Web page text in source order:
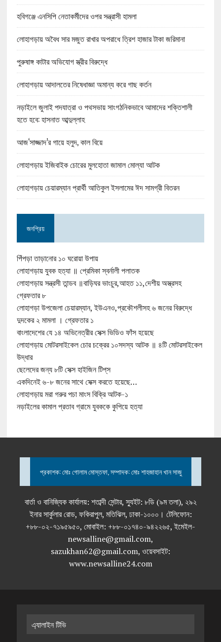
হবিগঞ্জে এনসিপি নেতাকর্মীদের ওপর সন্ত্রাসী হামলা
লোহাগড়ায় অবৈধ সার মজুত রাখার অপরাধে ত্রিশ হাজার টাকা জরিমানা
পুরুষাঙ্গ কাটার অভিযোগ স্ত্রীর বিরুদ্ধে
লোহাগড়ায় আদালতের নিষেধাজ্ঞা অমান্য করে গাছ কর্তন
নড়াইলে জুলাই পদযাত্রা ও পথসভায় সাংগঠনিকভাবে আমাদের শক্তিশালী
হতে হবে: হাসনাত আব্দুল্লাহ
আজ‘সাজ্জাদ’র গায়ে হলুদ, কাল বিয়ে
লোহাগড়ায় ইজিবাইক চোরের মুলহোতা জামাল মোল্যা আটক
লোহাগড়ায় চেয়ারম্যান প্রার্থী আতিকুল ইসলামের ঈদ সামগ্রী বিতরন
জনপ্রিয়
পিঁপড়া তাড়ানোর ১০ ঘরোয়া উপায়
লোহাগড়ায় যুবক হত্যা ॥ প্রেমিকা স্বর্নালী পলাতক
লোহাগড়ায় সন্ত্রসী তান্ডব ॥বাড়িঘর ভাংচুর,আহত ১১,দেশীয় অস্ত্রসহ
গ্রেফতার ৮
লোহাগড়া উপজেলা চেয়ারম্যান, ইউএনও,প্রকৌশলীসহ ৬ জনের বিরুদ্ধে
দুদকের ২ মামলা । গ্রেফতার ১
বাংলাদেশের যে ১৪ অভিনেত্রীর সেক্স ভিডিও ফাঁস হয়েছে
লোহাগড়ায় মোটরসাইকেল চোর চক্রের ১০সদস্য আটক ॥ ৪টি মোটরসাইকেল
উদ্ধার
ছেলেদের জন্য ৮টি সেক্স হাইজিন টিপ্‌স
একদিনেই ৬-৮ জনের সাথে সেক্স করতে হয়েছে…
লোহাগড়ায় মরা গরুর পচা মাংস বিক্রি আটক-১
নড়াইলের কামাল প্রতাব গ্রামে যুবককে কুপিয়ে হত্যা
প্রকাশক: মোঃ গোলাম মোস্তফা, সম্পাদক: মোঃ শাহজাহান খান সাজু
বার্তা ও বানিজ্যিক কার্যালয়: শতাব্দী সেন্টার, স্যুইট: ৮ডি (৯ম তলা), ২৯২
ইনার সার্কুলার রোড, ফকিরাপুল, মতিঝিল, ঢাকা-১০০০। টেলিফোন:
+৮৮-০২-৭১৯৫৯৫০, মোবাইল: +৮৮-০১৭৪০-৯৪২২৬৫, ইমেইল-
newsalline@gmail.com,
sazukhan62@gmail.com, ওয়েবসাইট:
www.newsalline24.com
এ্যালাইন টিভি